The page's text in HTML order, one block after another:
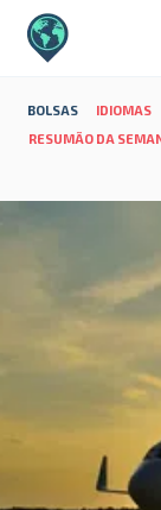
BOLSAS IDIOMAS
RESUMÃO DA